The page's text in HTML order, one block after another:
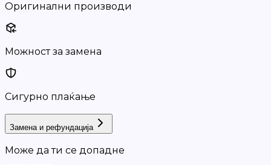
Оригинални производи
Можност за замена
Сигурно плаќање
Замена и рефундација
Може да ти се допадне